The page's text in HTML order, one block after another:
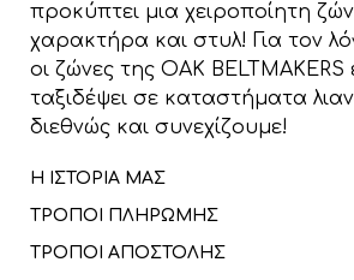
προκύπτει μια χειροποίητη
χαρακτήρα και στυλ! Για τον
οι ζώνες της OAK BELTMAKERS
ταξιδέψει σε καταστήματα
διεθνώς και συνεχίζουμε!
Η ΙΣΤΟΡΙΑ ΜΑΣ
ΤΡΟΠΟΙ ΠΛΗΡΩΜΗΣ
ΤΡΟΠΟΙ ΑΠΟΣΤΟΛΗΣ